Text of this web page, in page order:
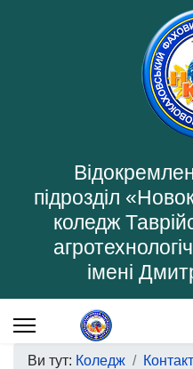
підрозділ
коледж
імені
Ви тут: Коледж